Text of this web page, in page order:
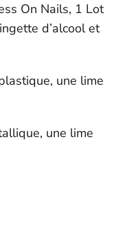
On Nails, 1 Lot
d’alcool et
une lime
une lime